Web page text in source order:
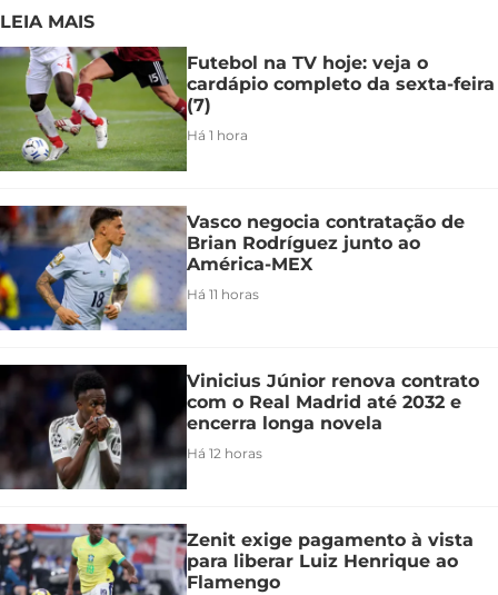
LEIA MAIS
Futebol na TV hoje: veja o
cardápio completo da sexta-feira
(7)
Há 1 hora
Vasco negocia contratação de
Brian Rodríguez junto ao
América-MEX
Há 11 horas
Vinicius Júnior renova contrato
com o Real Madrid até 2032 e
encerra longa novela
Há 12 horas
Zenit exige pagamento à vista
para liberar Luiz Henrique ao
Flamengo